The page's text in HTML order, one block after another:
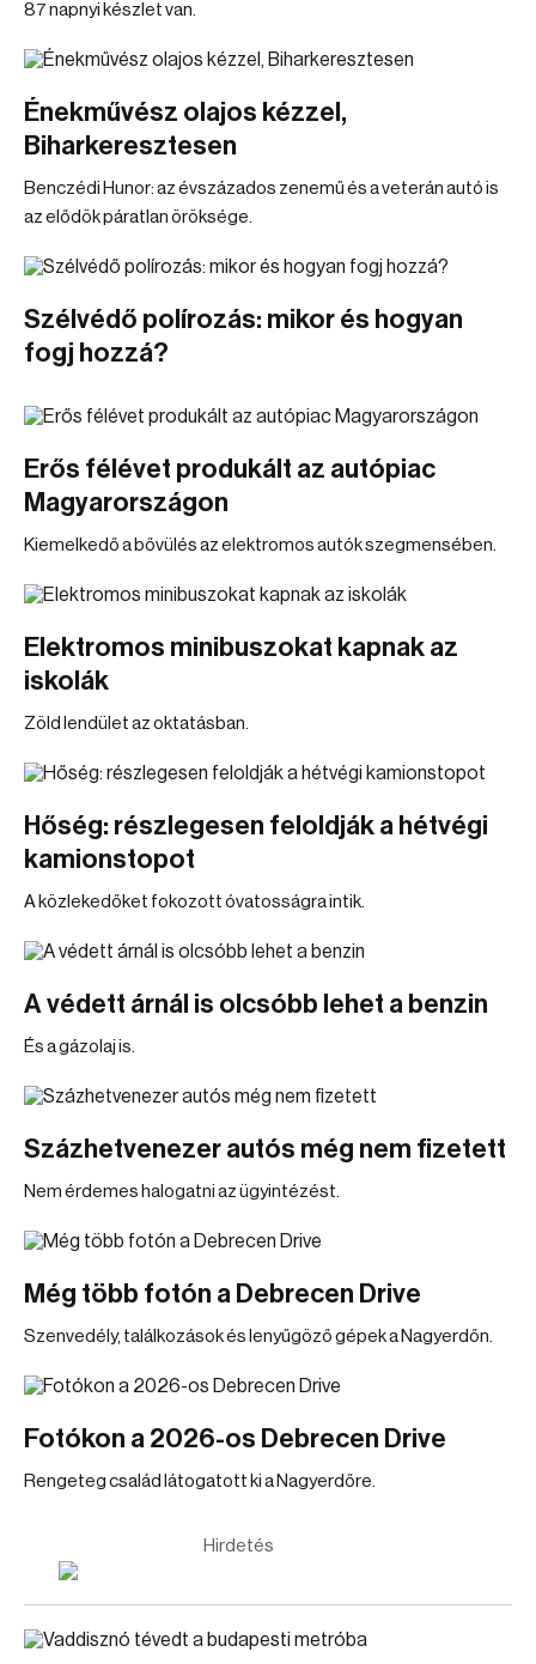
87 napnyi készlet van.
Énekművész olajos kézzel,
Biharkeresztesen
Benczédi Hunor: az évszázados zenemű és a veterán autó is
az elődök páratlan öröksége.
Szélvédő polírozás: mikor és hogyan
fogj hozzá?
Erős félévet produkált az autópiac
Magyarországon
Kiemelkedő a bővülés az elektromos autók szegmensében.
Elektromos minibuszokat kapnak az
iskolák
Zöld lendület az oktatásban.
Hőség: részlegesen feloldják a hétvégi
kamionstopot
A közlekedőket fokozott óvatosságra intik.
A védett árnál is olcsóbb lehet a benzin
És a gázolaj is.
Százhetvenezer autós még nem fizetett
Nem érdemes halogatni az ügyintézést.
Még több fotón a Debrecen Drive
Szenvedély, találkozások és lenyűgöző gépek a Nagyerdőn.
Fotókon a 2026-os Debrecen Drive
Rengeteg család látogatott ki a Nagyerdőre.
Hirdetés